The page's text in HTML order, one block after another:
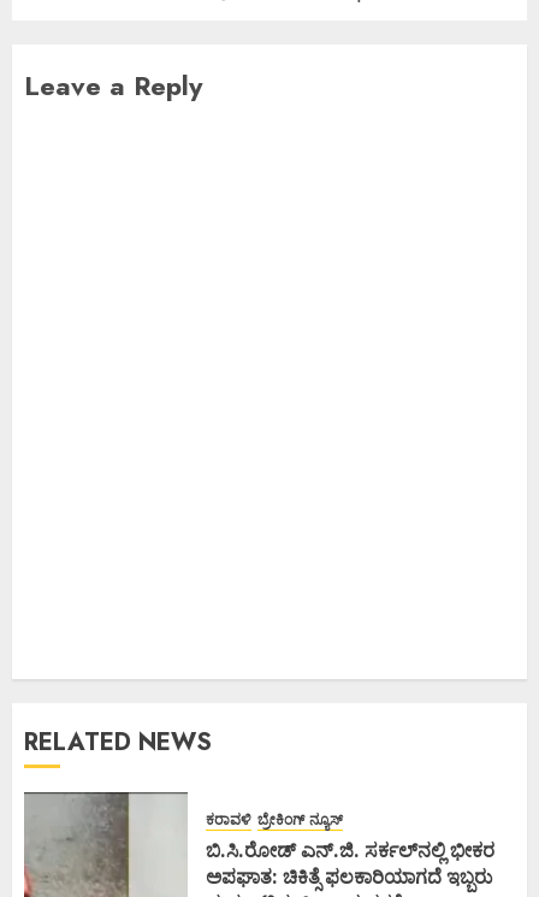
Leave a Reply
RELATED NEWS
ಕರಾವಳಿ ಬ್ರೇಕಿಂಗ್ ನ್ಯೂಸ್
ಬಿ.ಸಿ.ರೋಡ್ ಎನ್.ಜಿ. ಸರ್ಕಲ್‌ನಲ್ಲಿ ಭೀಕರ
ಅಪಘಾತ: ಚಿಕಿತ್ಸೆ ಫಲಕಾರಿಯಾಗದೆ ಇಬ್ಬರು